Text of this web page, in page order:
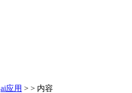
ai应用 > > 内容